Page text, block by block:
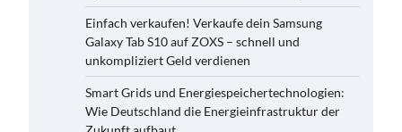
Einfach verkaufen! Verkaufe dein Samsung
Galaxy Tab S10 auf ZOXS – schnell und
unkompliziert Geld verdienen
Smart Grids und Energiespeichertechnologien:
Wie Deutschland die Energieinfrastruktur der